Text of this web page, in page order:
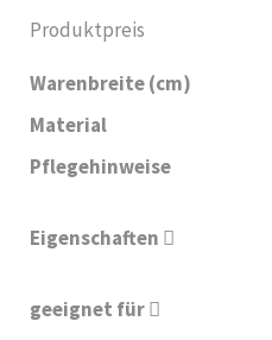
Produktpreis
Warenbreite (cm)
Material
Pflegehinweise
Eigenschaften
geeignet für